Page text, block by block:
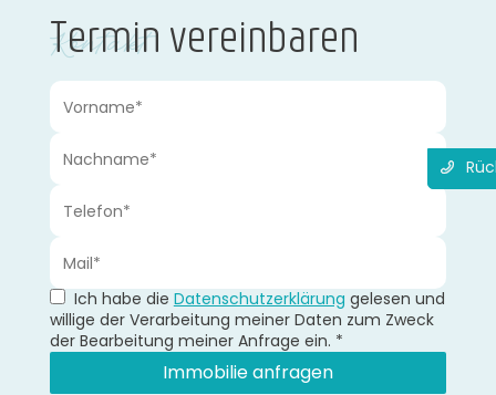
Kontakt
Termin vereinbaren
Ich habe die Datenschutzerklärung gelesen und
willige der Verarbeitung meiner Daten zum Zweck
der Bearbeitung meiner Anfrage ein. *
Immobilie anfragen